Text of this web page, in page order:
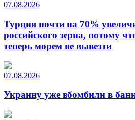
07.08.2026
Турция почти на 70%
российского зерна, потому
теперь морем не вывезти
07.08.2026
Украину уже вбомбили в